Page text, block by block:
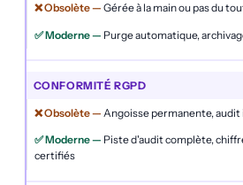
Gérée à la main ou pas du
Purge automatique,
CONFORMITÉ RGPD
Angoisse permanente,
Piste d'audit complète,
certifiés